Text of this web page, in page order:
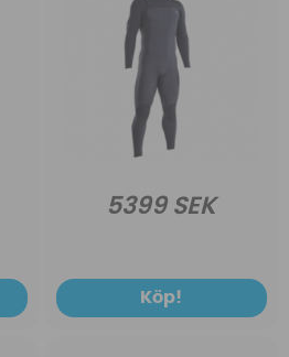
5399 SEK
Köp!